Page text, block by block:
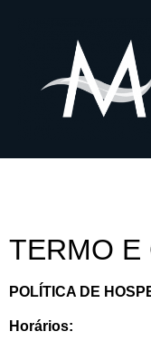
TERMO E
POLÍTICA DE
Horários: